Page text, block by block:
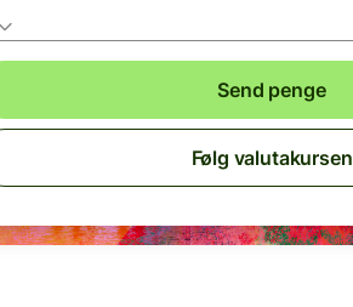
Send penge
Følg valutakursen